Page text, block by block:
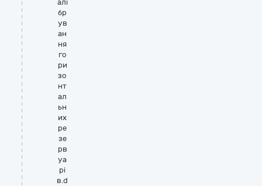
алі
бр
ув
ан
ня
го
ри
зо
нт
ал
ьн
их
ре
зе
рв
уа
рі
в.d